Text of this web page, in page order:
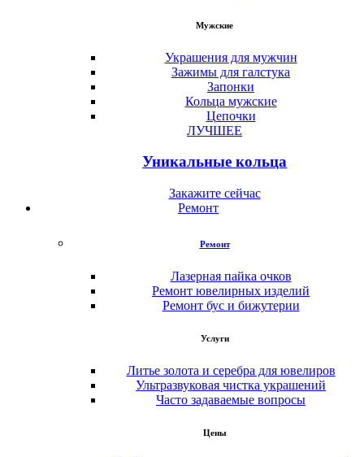
Мужские
Украшения для мужчин
Зажимы для галстука
Запонки
Кольца мужские
Цепочки
ЛУЧШЕЕ
Уникальные кольца
Закажите сейчас
Ремонт
Ремонт
Лазерная пайка очков
Ремонт ювелирных изделий
Ремонт бус и бижутерии
Услуги
Литье золота и серебра для ювелиров
Ультразвуковая чистка украшений
Часто задаваемые вопросы
Цены